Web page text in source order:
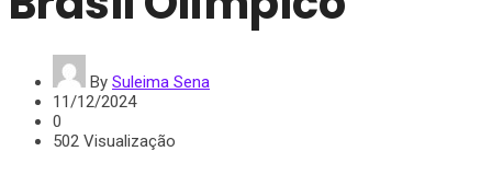
By Suleima Sena
11/12/2024
0
502 Visualização